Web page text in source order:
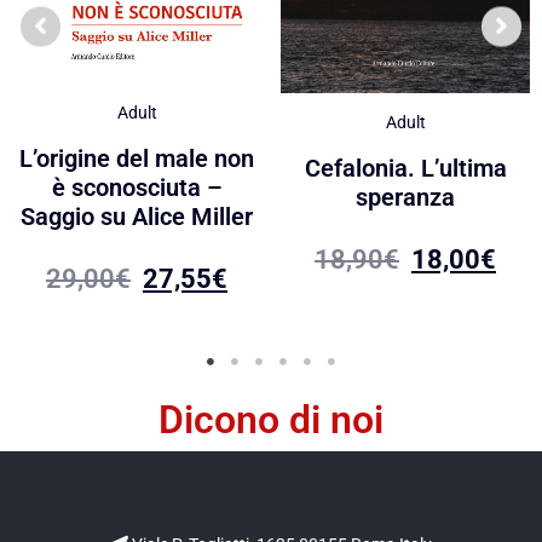
Adult
L’origine del male non
è sconosciuta –
Saggio su Alice Miller
29,00€ 27,55€
Adult
Cefalonia. L’ultima
speranza
18,90€ 18,00€
Dicono di noi